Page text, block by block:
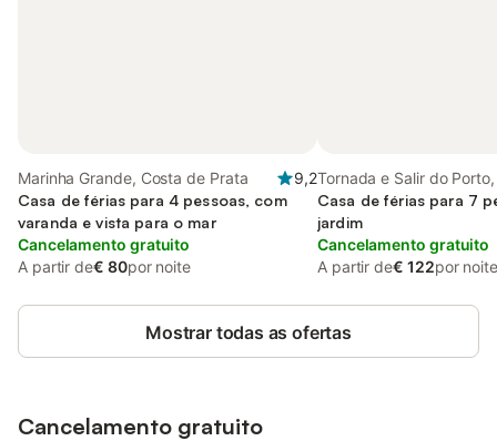
Marinha Grande, Costa de Prata
9,2
Casa de férias para 4 pessoas, com
varanda e vista para o mar
Cancelamento gratuito
A partir de€ 80por noite
Tornada e Salir do
Prata
Casa de férias para 7
jardim
Cancelamento gratuito
A partir de€ 122por noite
Mostrar todas as ofertas
Cancelamento gratuito